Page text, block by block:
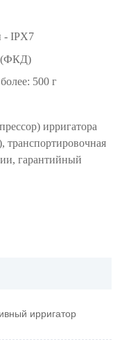
- IPX7
(ФКД)
500 г
ирригатора
транспортировочная
гарантийный
ирригатор